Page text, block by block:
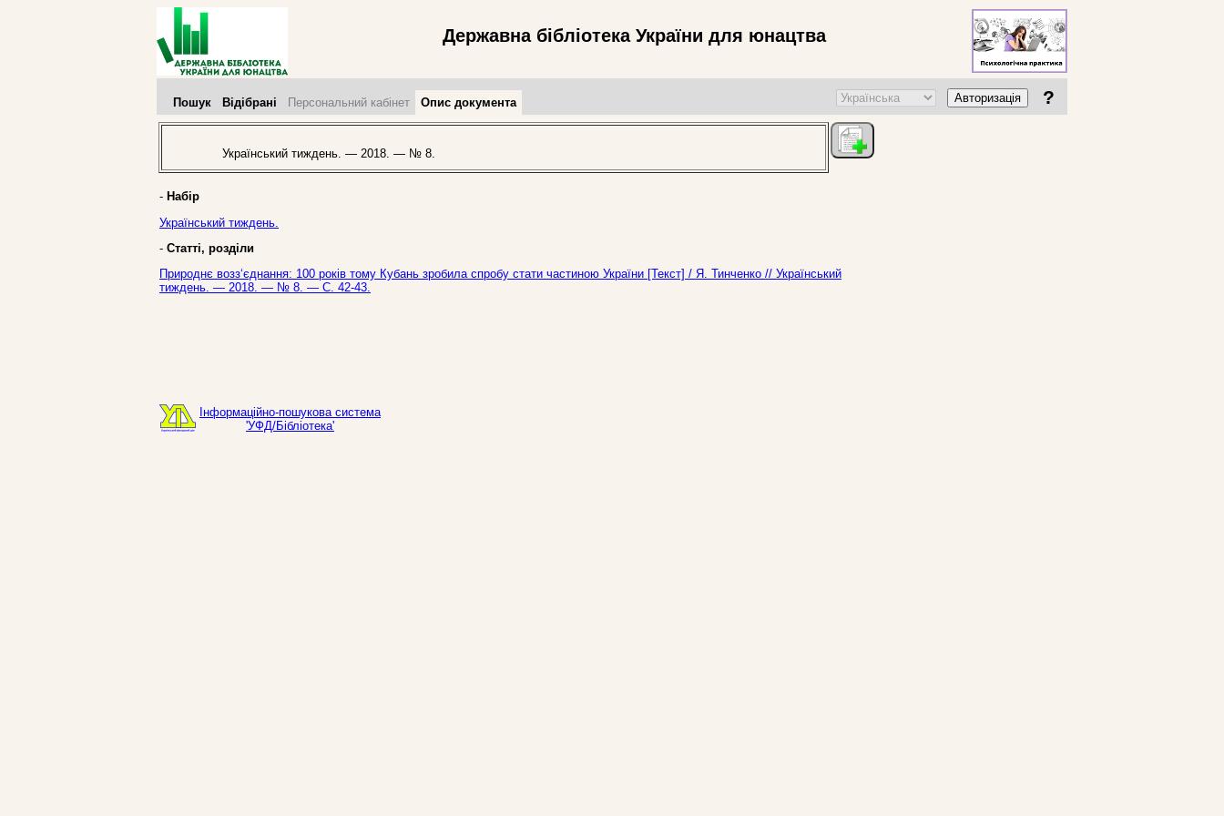
Державна бібліотека України для юнацтва
Пошук Відібрані Персональний кабінет Опис документа Авторизація ?
Український тиждень. — 2018. — № 8.
- Набір
Український тиждень.
- Статті, розділи
Природнє возз‘єднання: 100 років тому Кубань зробила спробу стати частиною України [Текст] / Я. Тинченко // Український
тиждень. — 2018. — № 8. — С. 42-43.
Інформаційно-пошукова система
'УФД/Бібліотека'